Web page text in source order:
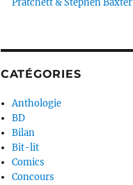
Pratchett & Stephen Baxter
CATÉGORIES
Anthologie
BD
Bilan
Bit-lit
Comics
Concours